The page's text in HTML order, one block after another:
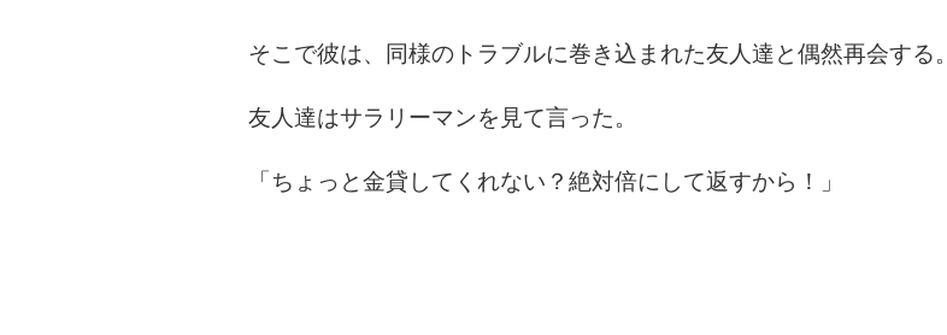
そこで彼は、同様のトラブルに巻き込まれた友人達と偶然再会する。
友人達はサラリーマンを見て言った。
「ちょっと金貸してくれない？絶対倍にして返すから！」